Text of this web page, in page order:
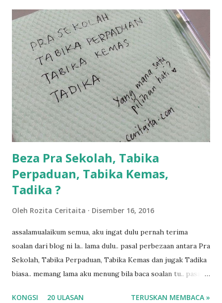
balik keja aku ajak la shah singgah Giant beli barang
sikit...dalam perjalanan dari dalam kereta tu biasalah kan
kami memang akan pimpin anak-anak jalan sampai masuk
dalam... dan kebiasanya bagi anak 4 macam kami ni bahagi-
bahagi lah siapa nak pimpin siapa... dan biasanya aku akan
dukung adik hadi sambil pimpin kakak husna... yang abg
ngah dengan abg long terserah pada shah la pulak.. tapi
kalau ikut anak-anak semua nak ummi pimpin... ajer rebeh
ba...
Beza Pra Sekolah, Tabika
Perpaduan, Tabika Kemas,
Tadika ?
Oleh Rozita Ceritaita Disember 16, 2016
assalamualaikum semua, aku ingat dulu pernah terima
soalan dari blog ni la.. lama dulu.. pasal perbezaan antara Pra
Sekolah, Tabika Perpaduan, Tabika Kemas dan jugak Tadika
biasa.. memang lama aku menung bila baca soalan tu.. pasal
KONGSI 20 ULASAN TERUSKAN MEMBACA »